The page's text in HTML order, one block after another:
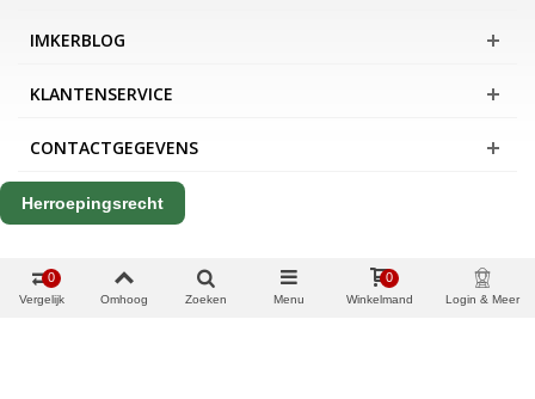
IMKERBLOG
KLANTENSERVICE
CONTACTGEGEVENS
Herroepingsrecht
Vergelijk
0
Omhoog Zoeken Menu Winkelmand
0
Login & Meer